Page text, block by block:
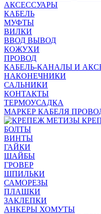
АКСЕССУАРЫ
КАБЕЛЬ
МУФТЫ
ВИЛКИ
ВВОД ВЫВОД
КОЖУХИ
ПРОВОД
КАБЕЛЬ-КАНАЛЫ И
НАКОНЕЧНИКИ
САЛЬНИКИ
КОНТАКТЫ
ТЕРМОУСАДКА
МАРКЕР КАБЕЛЯ
БОЛТЫ
ВИНТЫ
ГАЙКИ
ШАЙБЫ
ГРОВЕР
ШПИЛЬКИ
САМОРЕЗЫ
ПЛАШКИ
ЗАКЛЕПКИ
АНКЕРЫ ХОМУТЫ